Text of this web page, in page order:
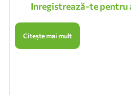
Inregistrează-te pentru
Citește mai mult